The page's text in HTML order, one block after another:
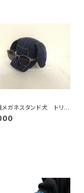
ガネスタンド犬 トリプ
C/#ブラックウォッチ